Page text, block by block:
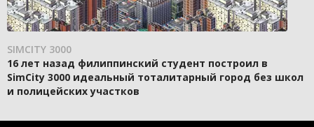
SIMCITY 3000
16 лет назад филиппинский студент построил в
SimCity 3000 идеальный тоталитарный город без школ
и полицейских участков